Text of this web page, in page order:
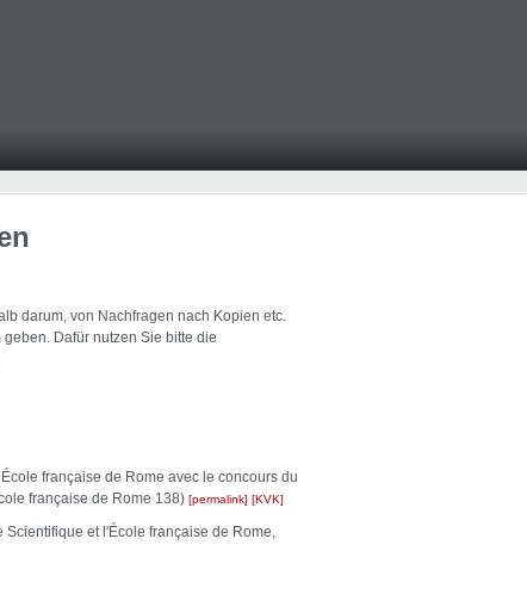
darum, von Nachfragen nach Kopien etc.
Dafür nutzen Sie bitte die
française de Rome avec le concours du
française de Rome 138) permalink KVK
et l'École française de Rome,